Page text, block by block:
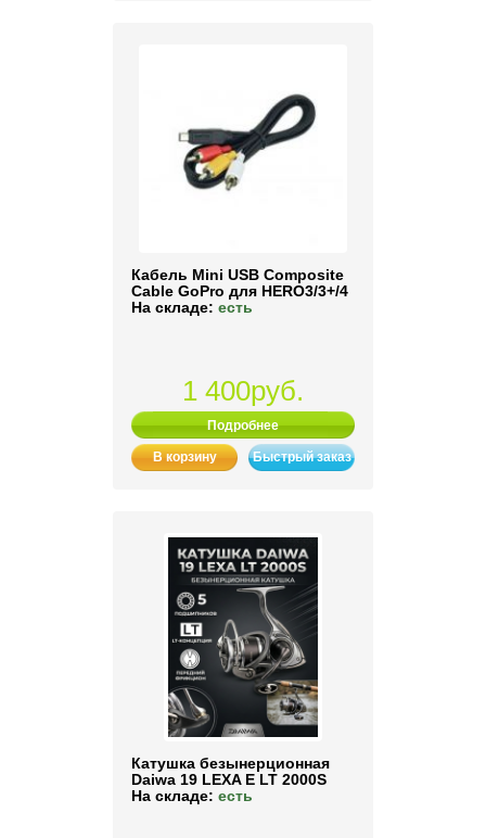
Кабель Mini USB Composite
Cable GoPro для HERO3/3+/4
На складе: есть
1 400руб.
Подробнее
В корзину Быстрый заказ
Катушка безынерционная
Daiwa 19 LEXA E LT 2000S
На складе: есть